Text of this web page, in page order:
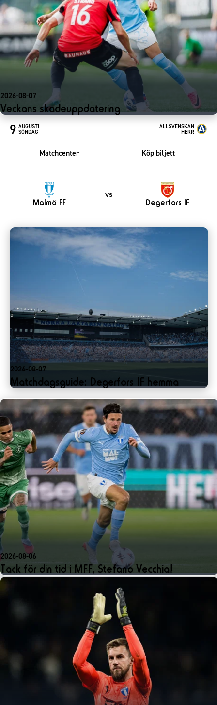
2026-08-07
Veckans skadeuppdatering
SÖNDAG
9 AUGUSTI ALLSVENSKAN
HERR
Malmö FF
vs
Degerfors IF
Matchcenter Köp biljett
2026-08-07
Matchdagsguide: Degerfors IF hemma
2026-08-06
Tack för din tid i MFF, Stefano Vecchia!